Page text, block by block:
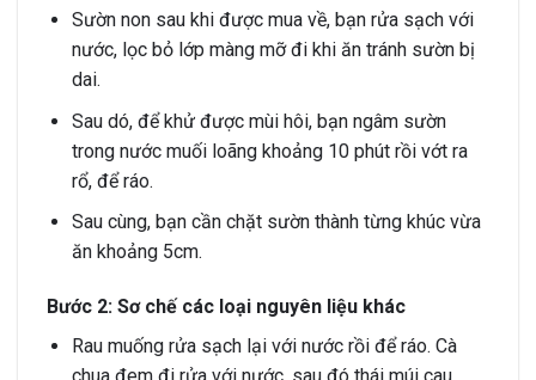
Sườn non sau khi được mua về, bạn rửa sạch với
nước, lọc bỏ lớp màng mỡ đi khi ăn tránh sườn bị
dai.
Sau dó, để khử được mùi hôi, bạn ngâm sườn
trong nước muối loãng khoảng 10 phút rồi vớt ra
rổ, để ráo.
Sau cùng, bạn cần chặt sườn thành từng khúc vừa
ăn khoảng 5cm.
Bước 2: Sơ chế các loại nguyên liệu khác
Rau muống rửa sạch lại với nước rồi để ráo. Cà